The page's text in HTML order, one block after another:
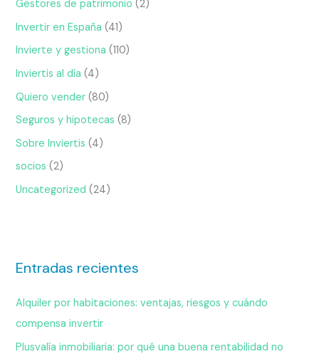
Gestores de patrimonio (2)
Invertir en España (41)
Invierte y gestiona (110)
Inviertis al día (4)
Quiero vender (80)
Seguros y hipotecas (8)
Sobre Inviertis (4)
socios (2)
Uncategorized (24)
Entradas recientes
Alquiler por habitaciones: ventajas, riesgos y cuándo
compensa invertir
Plusvalía inmobiliaria: por qué una buena rentabilidad no